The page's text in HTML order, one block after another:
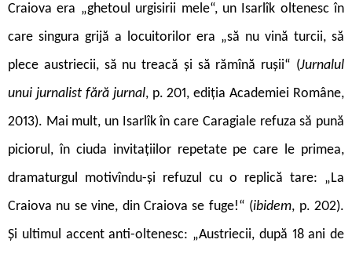
Craiova era „ghetoul urgisirii mele“, un Isarlîk oltenesc în
care singura grijă a locuitorilor era „să nu vină turcii, să
plece austriecii, să nu treacă și să rămînă rușii“ (Jurnalul
unui jurnalist fără jurnal, p. 201, ediția Academiei Române,
2013). Mai mult, un Isarlîk în care Caragiale refuza să pună
piciorul, în ciuda invitațiilor repetate pe care le primea,
dramaturgul motivîndu-și refuzul cu o replică tare: „La
Craiova nu se vine, din Craiova se fuge!“ (ibidem, p. 202).
Și ultimul accent anti-oltenesc: „Austriecii, după 18 ani de